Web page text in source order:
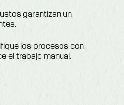
garantizan un
los procesos con
el trabajo manual.